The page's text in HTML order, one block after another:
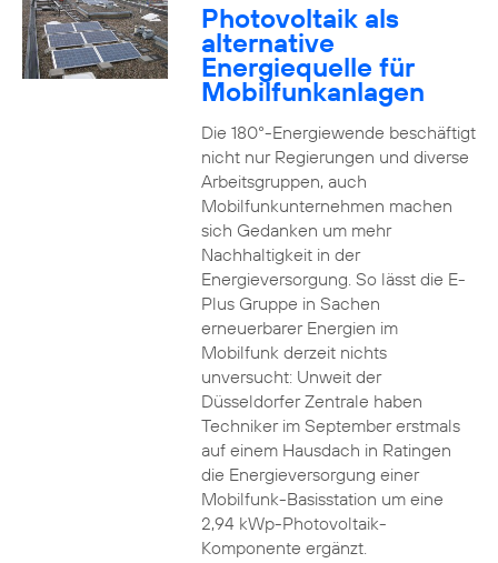
Photovoltaik als
alternative
Energiequelle für
Mobilfunkanlagen
Die 180°-Energiewende beschäftigt
nicht nur Regierungen und diverse
Arbeitsgruppen, auch
Mobilfunkunternehmen machen
sich Gedanken um mehr
Nachhaltigkeit in der
Energieversorgung. So lässt die E-
Plus Gruppe in Sachen
erneuerbarer Energien im
Mobilfunk derzeit nichts
unversucht: Unweit der
Düsseldorfer Zentrale haben
Techniker im September erstmals
auf einem Hausdach in Ratingen
die Energieversorgung einer
Mobilfunk-Basisstation um eine
2,94 kWp-Photovoltaik-
Komponente ergänzt.